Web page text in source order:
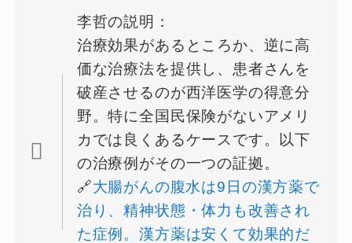
李哲の説明：
治療効果があるところか、逆に高
価な治療法を提供し、患者さんを
破産させるのが西洋医学の得意分
野。特に全国民保険がないアメリ
カでは良くあるケースです。以下
の治療例がその一つの証拠。
🔗大腸がんの腹水は9日の漢方薬で
治り、精神状態・体力も改善され
た症例。漢方薬は安くて効果的だ